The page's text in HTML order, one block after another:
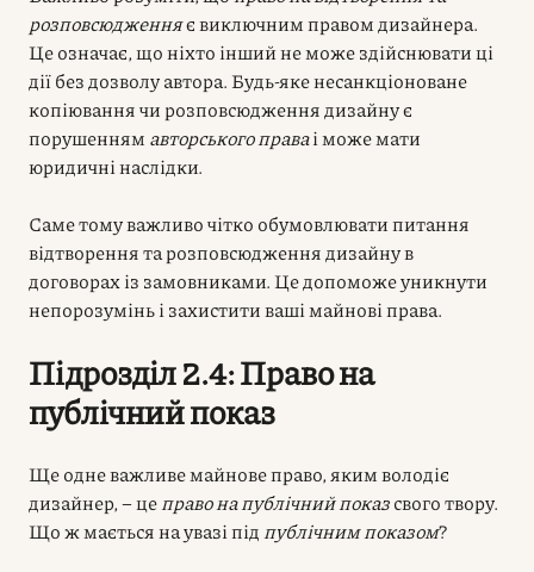
розповсюдженняє виключним правом дизайнера.
Це означає, що ніхто інший не може здійснювати ці
дії без дозволу автора. Будь-яке несанкціоноване
копіювання чи розповсюдження дизайну є
порушенням авторського праваі може мати
юридичні наслідки.
Саме тому важливо чітко обумовлювати питання
відтворення та розповсюдження дизайну в
договорах із замовниками. Це допоможе уникнути
непорозумінь і захистити ваші майнові права.
Підрозділ 2.4: Право на
публічний показ
Ще одне важливе майнове право, яким володіє
дизайнер, – це право на публічний показсвого твору.
Що ж мається на увазі під публічним показом?